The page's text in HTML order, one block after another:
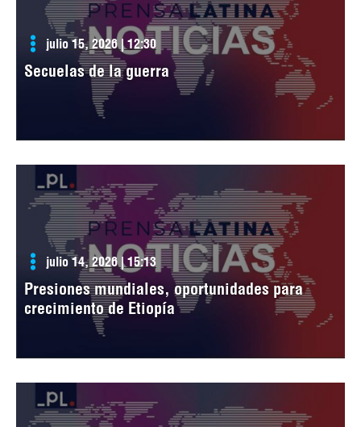
julio 15, 2026 | 12:30
Secuelas de la guerra
julio 14, 2026 | 15:13
Presiones mundiales, oportunidades para
crecimiento de Etiopía